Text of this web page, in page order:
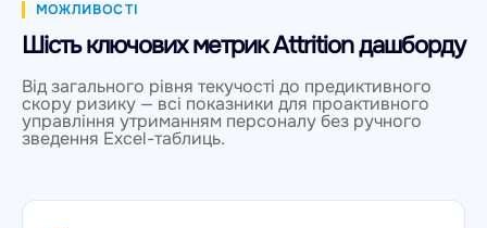
МОЖЛИВОСТІ
Шість ключових метрик Attrition дашборду
Від загального рівня текучості до предиктивного
скору ризику — всі показники для проактивного
управління утриманням персоналу без ручного
зведення Excel-таблиць.